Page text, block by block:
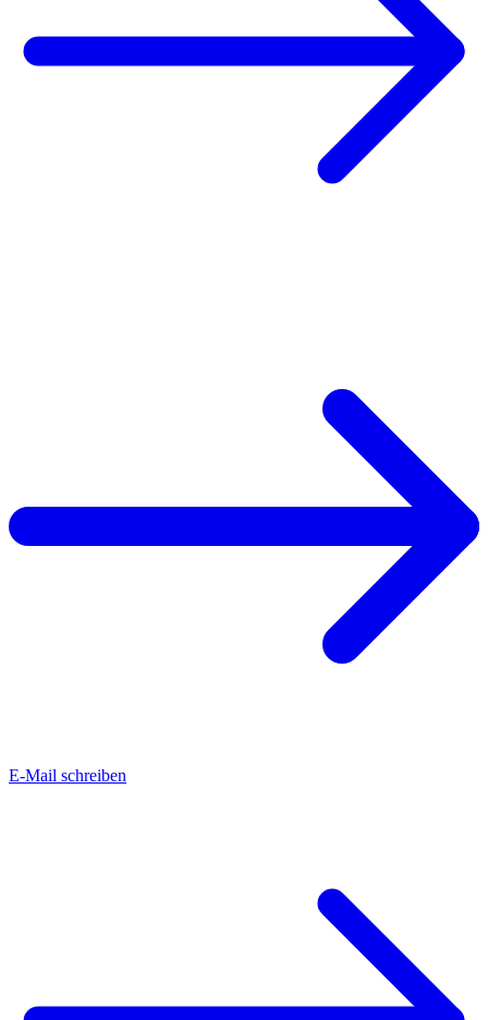
E-Mail schreiben